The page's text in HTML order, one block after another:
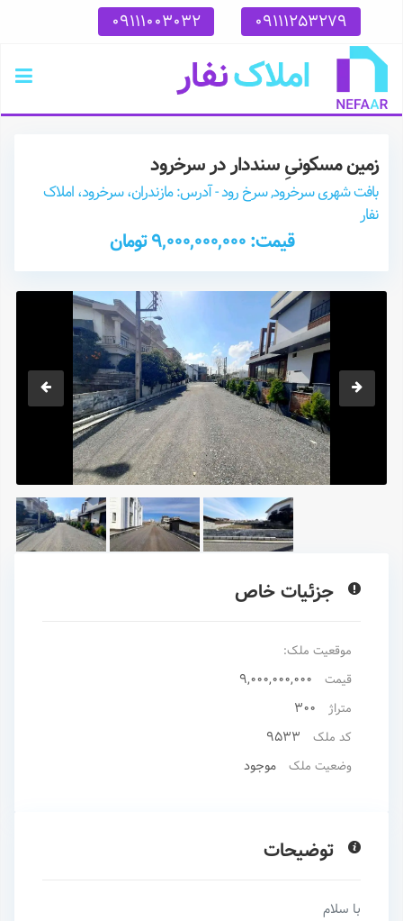
09111253279
09111003032
زمین مسکونیِ سنددار در سرخرود
بافت شهری سرخرود, سرخ رود - آدرس: مازندران، سرخرود، املاک
نفار
قیمت: 9,000,000,000 تومان
جزئیات خاص
موقعیت ملک:
قیمت
9,000,000,000
متراژ 300
کد ملک 9533
وضعیت ملک موجود
توضیحات
با سلام